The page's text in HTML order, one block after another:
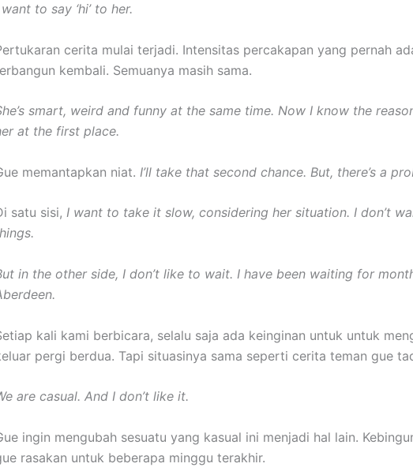
to say ‘hi’ to her.
cerita mulai terjadi. Intensitas percakapan yang pernah
kembali. Semuanya masih sama.
smart, weird and funny at the same time. Now I know the
at the first place.
memantapkan niat. I’ll take that second chance. But, there’s a
satu sisi, I want to take it slow, considering her situation. I don’t
in the other side, I don’t like to wait. I have been waiting for
kali kami berbicara, selalu saja ada keinginan untuk untuk
pergi berdua. Tapi situasinya sama seperti cerita teman gue
are casual. And I don’t like it.
ingin mengubah sesuatu yang kasual ini menjadi hal lain.
rasakan untuk beberapa minggu terakhir.